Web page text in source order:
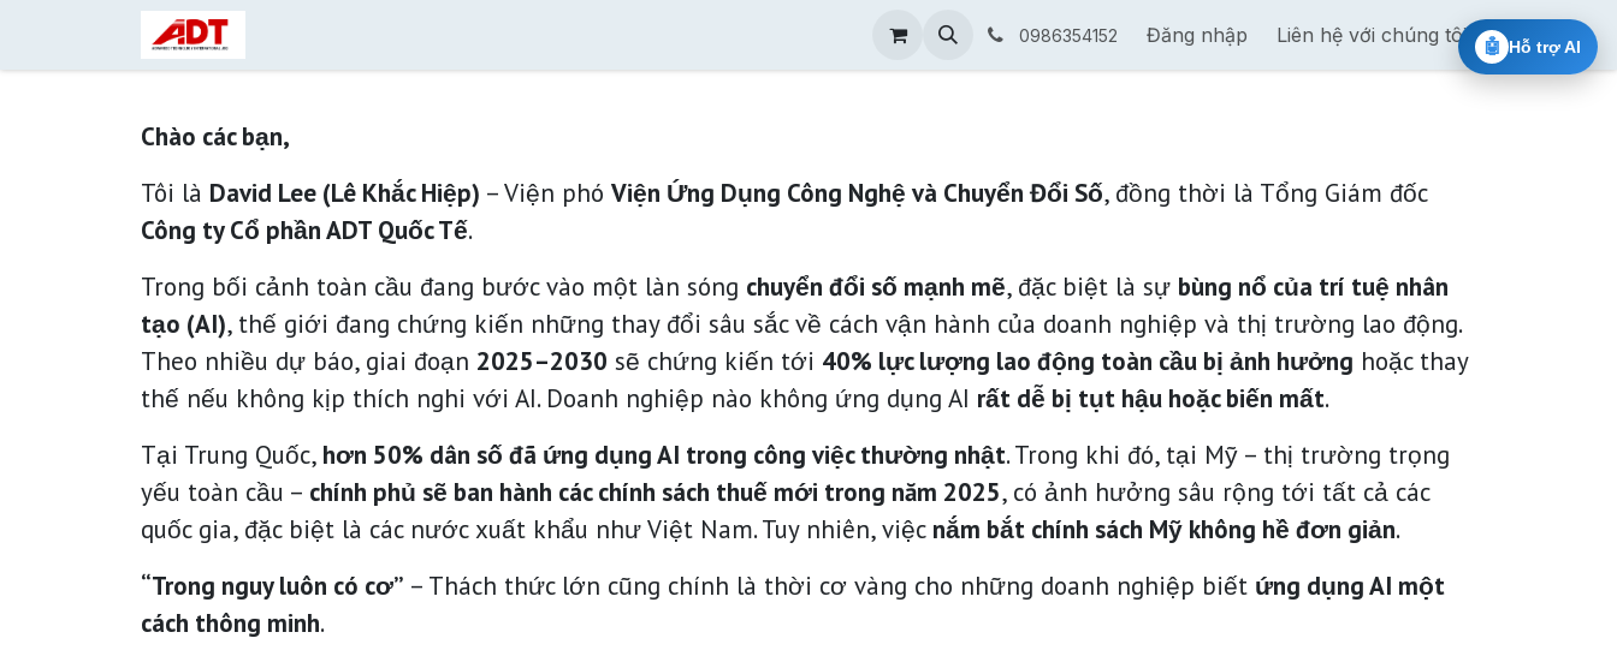
🤖 Hỗ trợ AI
Bỏ qua để đến Nội dung
Phần mềm ERP quản trị theo chuỗi Đào tạo cấp chứng chỉ Nvidia Ai Chat
0986354152 Đăng nhập Liên hệ với chúng tôi
Chào các bạn,
Tôi là David Lee (Lê Khắc Hiệp) – Viện phó Viện Ứng Dụng Công Nghệ và Chuyển Đổi Số, đồng thời là Tổng Giám đốc
Công ty Cổ phần ADT Quốc Tế.
Trong bối cảnh toàn cầu đang bước vào một làn sóng chuyển đổi số mạnh mẽ, đặc biệt là sự bùng nổ của trí tuệ nhân
tạo (AI), thế giới đang chứng kiến những thay đổi sâu sắc về cách vận hành của doanh nghiệp và thị trường lao động.
Theo nhiều dự báo, giai đoạn 2025–2030 sẽ chứng kiến tới 40% lực lượng lao động toàn cầu bị ảnh hưởng hoặc thay
thế nếu không kịp thích nghi với AI. Doanh nghiệp nào không ứng dụng AI rất dễ bị tụt hậu hoặc biến mất.
Tại Trung Quốc, hơn 50% dân số đã ứng dụng AI trong công việc thường nhật. Trong khi đó, tại Mỹ – thị trường trọng
yếu toàn cầu – chính phủ sẽ ban hành các chính sách thuế mới trong năm 2025, có ảnh hưởng sâu rộng tới tất cả các
quốc gia, đặc biệt là các nước xuất khẩu như Việt Nam. Tuy nhiên, việc nắm bắt chính sách Mỹ không hề đơn giản.
“Trong nguy luôn có cơ” – Thách thức lớn cũng chính là thời cơ vàng cho những doanh nghiệp biết ứng dụng AI một
cách thông minh.